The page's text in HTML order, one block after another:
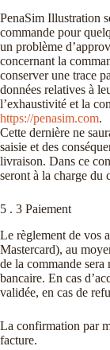
PenaSim Illustration
commande pour
un problème
concernant la
conserver une trace
données relatives à
l’exhaustivité et la
https://penasim.com.
Cette dernière ne
saisie et des
livraison. Dans ce
seront à la charge du
5 . 3 Paiement
Le règlement de vos
Mastercard), au
de la commande sera
bancaire. En cas
validée, en cas de
La confirmation par
facture.